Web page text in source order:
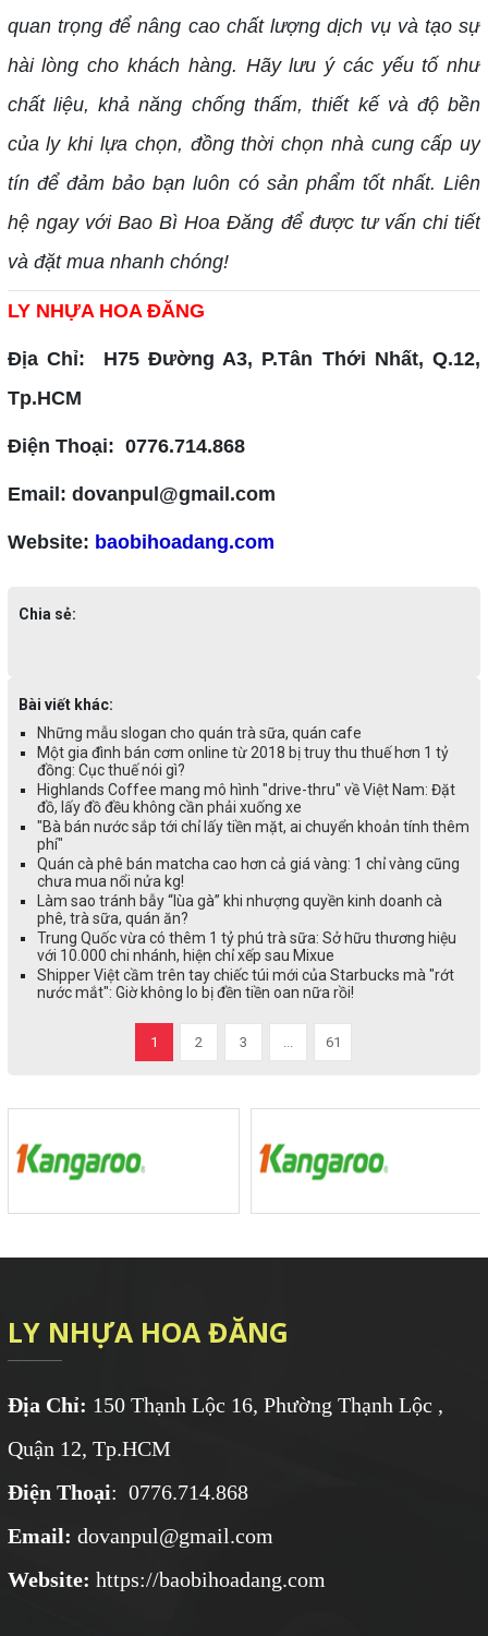
quan trọng để nâng cao chất lượng dịch vụ và tạo sự
hài lòng cho khách hàng. Hãy lưu ý các yếu tố như
chất liệu, khả năng chống thấm, thiết kế và độ bền
của ly khi lựa chọn, đồng thời chọn nhà cung cấp uy
tín để đảm bảo bạn luôn có sản phẩm tốt nhất. Liên
hệ ngay với Bao Bì Hoa Đăng để được tư vấn chi tiết
và đặt mua nhanh chóng!
LY NHỰA HOA ĐĂNG
Địa Chỉ: H75 Đường A3, P.Tân Thới Nhất, Q.12,
Tp.HCM
Điện Thoại: 0776.714.868
Email: dovanpul@gmail.com
Website: baobihoadang.com
Chia sẻ:
Bài viết khác:
Những mẫu slogan cho quán trà sữa, quán cafe
Một gia đình bán cơm online từ 2018 bị truy thu thuế hơn 1 tỷ
đồng: Cục thuế nói gì?
Highlands Coffee mang mô hình "drive-thru" về Việt Nam: Đặt
đồ, lấy đồ đều không cần phải xuống xe
"Bà bán nước sắp tới chỉ lấy tiền mặt, ai chuyển khoản tính thêm
phí"
Quán cà phê bán matcha cao hơn cả giá vàng: 1 chỉ vàng cũng
chưa mua nổi nửa kg!
Làm sao tránh bẫy “lùa gà” khi nhượng quyền kinh doanh cà
phê, trà sữa, quán ăn?
Trung Quốc vừa có thêm 1 tỷ phú trà sữa: Sở hữu thương hiệu
với 10.000 chi nhánh, hiện chỉ xếp sau Mixue
Shipper Việt cầm trên tay chiếc túi mới của Starbucks mà "rớt
nước mắt": Giờ không lo bị đền tiền oan nữa rồi!
1 2 3 ... 61
LY NHỰA HOA ĐĂNG
Địa Chỉ: 150 Thạnh Lộc 16, Phường Thạnh Lộc ,
Quận 12, Tp.HCM
Điện Thoại: 0776.714.868
Email: dovanpul@gmail.com
Website: https://baobihoadang.com